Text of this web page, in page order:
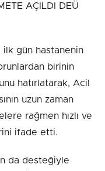
AÇILDI DEÜ
ilk gün hastanenin
birinin
hatırlatarak, Acil
uzun zaman
rağmen hızlı ve
ifade etti.
da desteğiyle